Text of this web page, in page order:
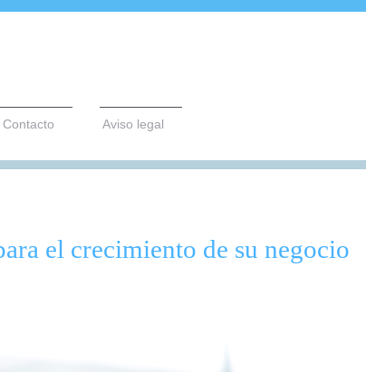
Contacto Aviso legal
el crecimiento de su negocio